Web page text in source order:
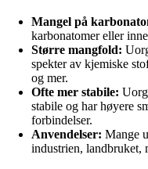
Mangel på
karbonatomer eller
Større mangfold:
spekter av kjemiske
og mer.
Ofte mer stabile:
stabile og har høyere
forbindelser.
Anvendelser: Mange
industrien, landbruket,